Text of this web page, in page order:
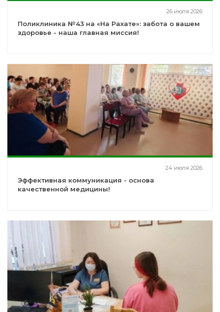
26 июля 2026
Поликлиника №43 на «На Рахате»: забота о вашем
здоровье - наша главная миссия!
24 июля 2026
Эффективная коммуникация - основа
качественной медицины!